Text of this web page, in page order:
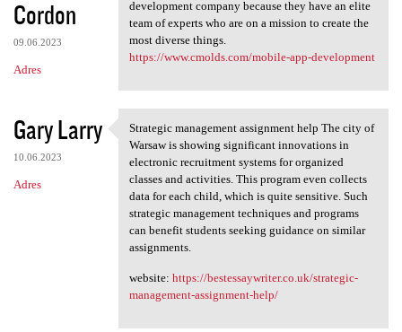
Cordon
09.06.2023
Adres
development company because they have an elite
team of experts who are on a mission to create the
most diverse things.
https://www.cmolds.com/mobile-app-development
Gary Larry
10.06.2023
Adres
Strategic management
Strategic management assignment help The city of
Warsaw is showing significant innovations in
electronic recruitment systems for organized
classes and activities. This program even collects
data for each child, which is quite sensitive. Such
strategic management techniques and programs
can benefit students seeking guidance on similar
assignments.
website: https://bestessaywriter.co.uk/strategic-
management-assignment-help/